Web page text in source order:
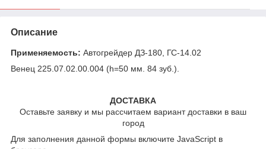
Описание
Применяемость: Автогрейдер ДЗ-180, ГС-14.02
Венец 225.07.02.00.004 (h=50 мм. 84 зуб.).
ДОСТАВКА
Оставьте заявку и мы рассчитаем вариант доставки в ваш
город
Для заполнения данной формы включите JavaScript в